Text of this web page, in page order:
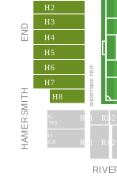
HAMERSMITH
END
SHORTSIDE TIER
H2
H3
H4
H5
H6
H7
H8
R01 R02
R11 R12
THAMESIDE
SUITES
SPONSORS’
LOUNGE